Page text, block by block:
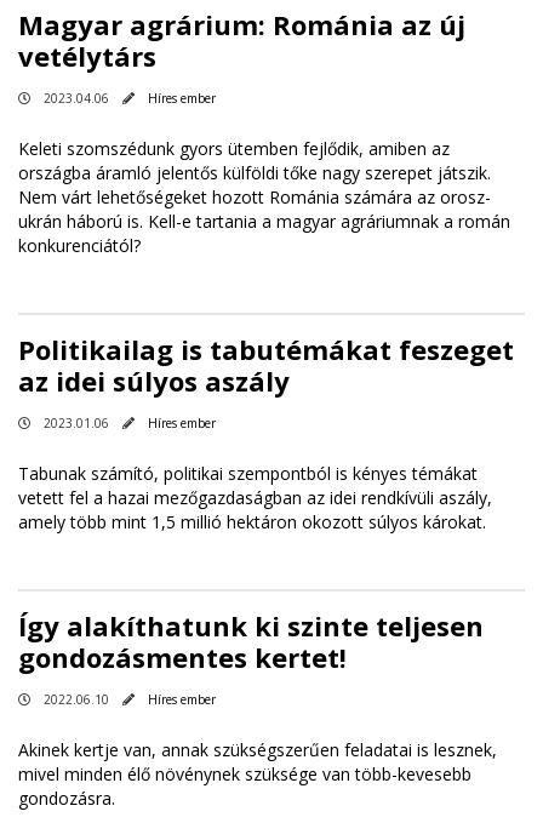
Magyar agrárium: Románia az új
vetélytárs
2023.04.06 Híres ember
Keleti szomszédunk gyors ütemben fejlődik, amiben az
országba áramló jelentős külföldi tőke nagy szerepet játszik.
Nem várt lehetőségeket hozott Románia számára az orosz-
ukrán háború is. Kell-e tartania a magyar agráriumnak a román
konkurenciától?
Politikailag is tabutémákat feszeget
az idei súlyos aszály
2023.01.06 Híres ember
Tabunak számító, politikai szempontból is kényes témákat
vetett fel a hazai mezőgazdaságban az idei rendkívüli aszály,
amely több mint 1,5 millió hektáron okozott súlyos károkat.
Így alakíthatunk ki szinte teljesen
gondozásmentes kertet!
2022.06.10 Híres ember
Akinek kertje van, annak szükségszerűen feladatai is lesznek,
mivel minden élő növénynek szüksége van több-kevesebb
gondozásra.